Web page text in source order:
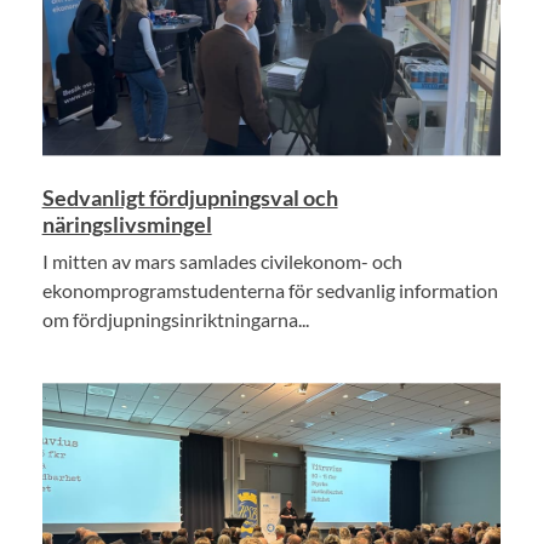
Sedvanligt fördjupningsval och
näringslivsmingel
I mitten av mars samlades civilekonom- och
ekonomprogramstudenterna för sedvanlig information
om fördjupningsinriktningarna...